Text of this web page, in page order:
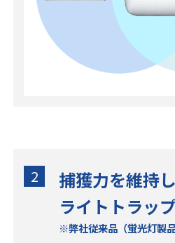
2
捕獲力を維持
ライトトラッ
※弊社従来品（蛍光灯製